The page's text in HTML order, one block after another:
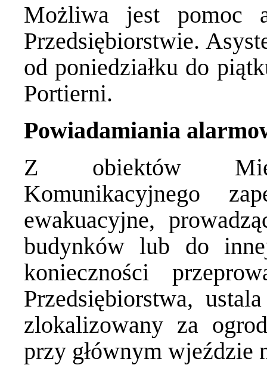
Możliwa jest pomoc
Przedsiębiorstwie.
od poniedziałku do
Portierni.
Powiadamiania
Z obiektów
Komunikacyjnego
ewakuacyjne,
budynków lub do
konieczności
Przedsiębiorstwa,
zlokalizowany za
przy głównym wjeździe